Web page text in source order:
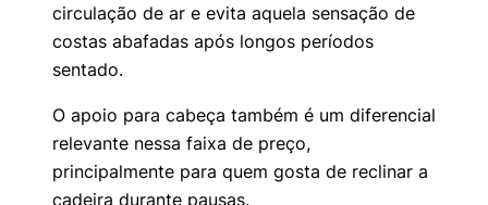
circulação de ar e evita aquela sensação de
costas abafadas após longos períodos
sentado.
O apoio para cabeça também é um diferencial
relevante nessa faixa de preço,
principalmente para quem gosta de reclinar a
cadeira durante pausas.